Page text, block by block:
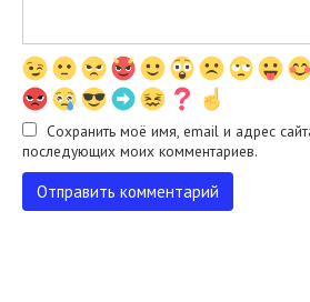
Сохранить моё имя, email и адрес
последующих моих комментариев.